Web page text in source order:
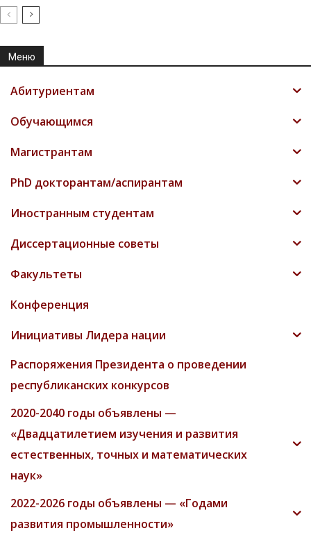
Меню
Абитуриентам
Обучающимся
Магистрантам
PhD докторантам/аспирантам
Иностранным студентам
Диссертационные советы
Факультеты
Конференция
Инициативы Лидера нации
Распоряжения Президента о проведении
республиканских конкурсов
2020-2040 годы объявлены —
«Двадцатилетием изучения и развития
естественных, точных и математических
наук»
2022-2026 годы объявлены — «Годами
развития промышленности»